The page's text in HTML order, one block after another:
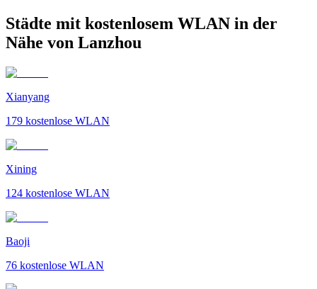
Städte mit kostenlosem WLAN in der
Nähe von Lanzhou
Xianyang
179 kostenlose WLAN
Xining
124 kostenlose WLAN
Baoji
76 kostenlose WLAN